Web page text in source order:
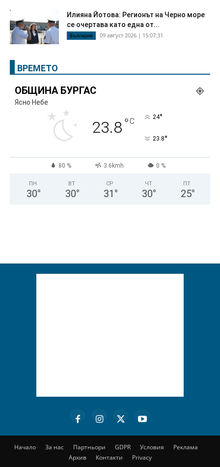
Илияна Йотова: Регионът на Черно море
се очертава като една от...
България 09 август 2026 | 15:07:31
ВРЕМЕТО
ОБЩИНА БУРГАС
Ясно Небе
23.8°C 24°
23.8°
80 % 3.6kmh 0 %
ПН
30°
ВТ
30°
СР
31 °
ЧТ
30°
ПТ
25°
Начало За нас Партньори GDPR Условия
Реклама
Архив
Контакти Privacy